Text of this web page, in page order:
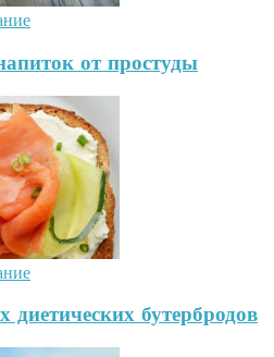
от простуды
бутербродов